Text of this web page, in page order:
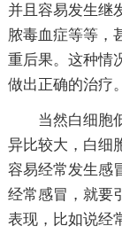
并且容易发生继
脓毒血症等等，
重后果。这种情
做出正确的治疗。
当然白细胞
异比较大，白细
容易经常发生感
经常感冒，就要
表现，比如说经